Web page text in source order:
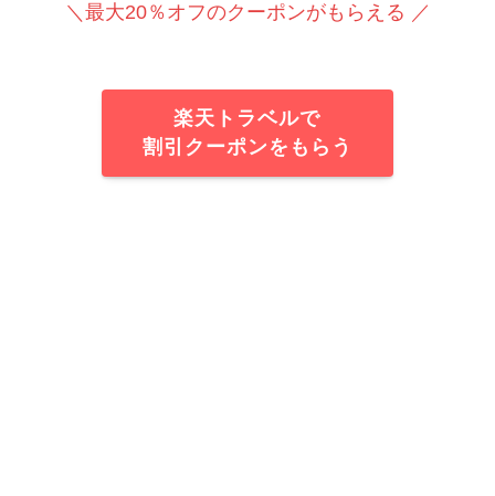
＼最大20％オフのクーポンがもらえる ／
楽天トラベルで
割引クーポンをもらう